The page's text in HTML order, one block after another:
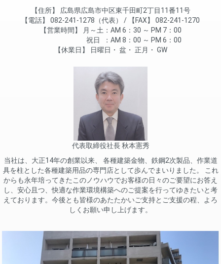
住所
広島県広島市中区東千田町2丁目11番11号
電話
082-241-1278（代表） FAX
082-241-1270
営業時間
月～土
AM 6：30 ～ PM 7：00
祝日
AM 8：00 ～ PM 6：00
休業日
日曜日 盆 正月 GW
代表取締役社長 秋本憲秀
当社は、大正14年の創業以来、 各種建築金物、鉄鋼2次製品、作業道
具を柱とした各種建築用品の専門店として歩んでまいりました。 これ
からも永年培ってきたこのノウハウでお客様の日々のご要望にお答え
し、安心且つ、快適な作業環境構築へのご提案を行ってゆきたいと考
えております。今後とも皆様のあたたかいご支持とご支援の程、よろ
しくお願い申し上げます。